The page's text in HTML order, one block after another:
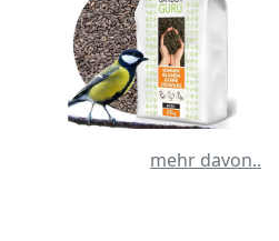
mehr davon..